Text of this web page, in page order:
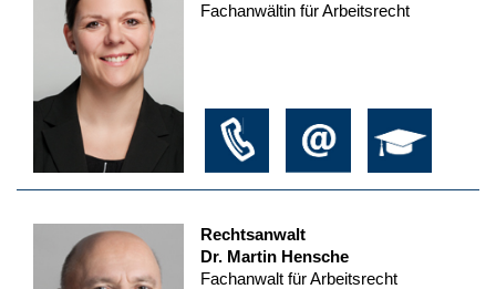
Fachanwältin für Arbeitsrecht
Rechtsanwalt
Dr. Martin Hensche
Fachanwalt für Arbeitsrecht